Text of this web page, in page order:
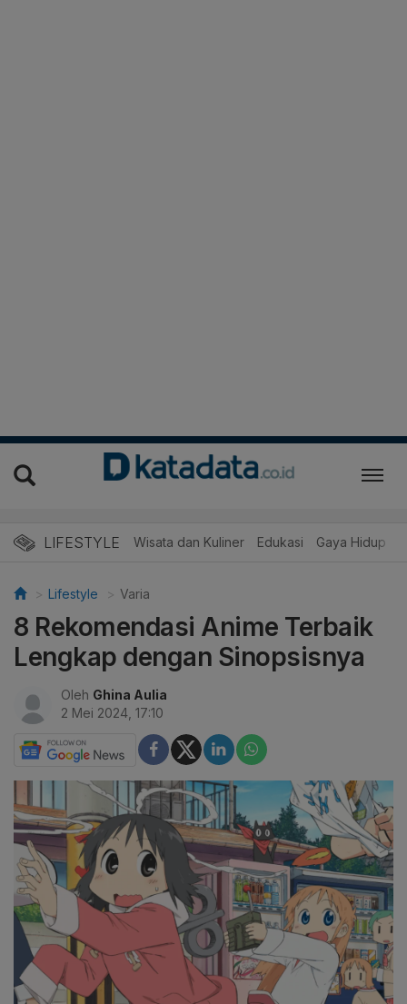
LIFESTYLE Wisata dan Kuliner Edukasi Gaya Hidup
Lifestyle Varia
8 Rekomendasi Anime Terbaik
Lengkap dengan Sinopsisnya
Oleh Ghina Aulia
2 Mei 2024, 17:10